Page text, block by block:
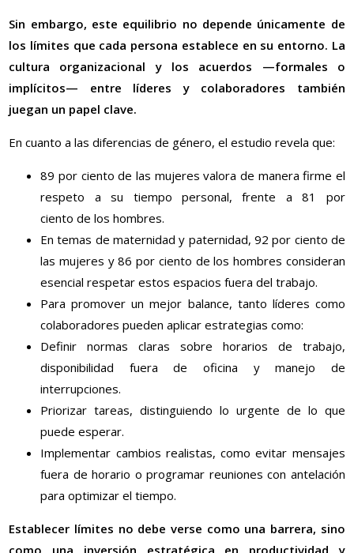
Sin embargo, este equilibrio no depende únicamente de
los límites que cada persona establece en su entorno. La
cultura organizacional y los acuerdos —formales o
implícitos— entre líderes y colaboradores también
juegan un papel clave.
En cuanto a las diferencias de género, el estudio revela que:
89 por ciento de las mujeres valora de manera firme el
respeto a su tiempo personal, frente a 81 por
ciento de los hombres.
En temas de maternidad y paternidad, 92por ciento de
las mujeres y 86por ciento de los hombres consideran
esencial respetar estos espacios fuera del trabajo.
Para promover un mejor balance, tanto líderes como
colaboradores pueden aplicar estrategias como:
Definir normas claras sobre horarios de trabajo,
disponibilidad fuera de oficina y manejo de
interrupciones.
Priorizar tareas, distinguiendo lo urgente de lo que
puede esperar.
Implementar cambios realistas, como evitar mensajes
fuera de horario o programar reuniones con antelación
para optimizar el tiempo.
Establecer límites no debe verse como una barrera, sino